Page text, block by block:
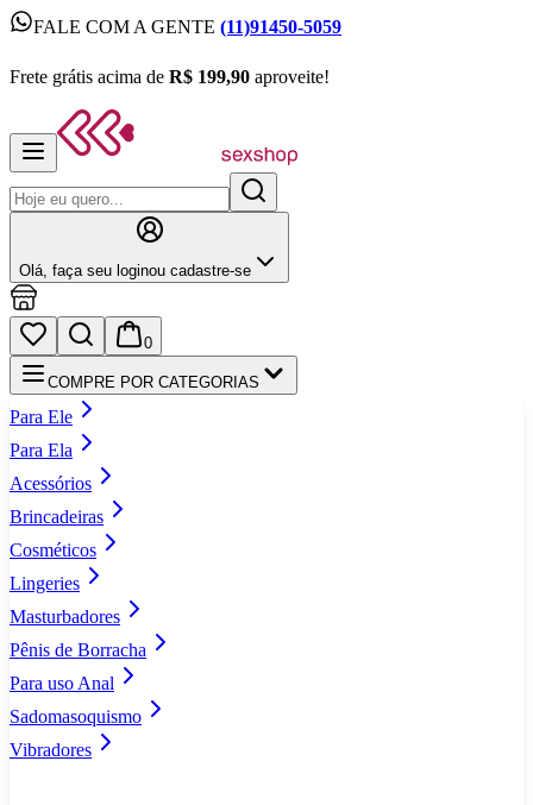
FALE COM A GENTE (11)91450-5059
Frete grátis acima de R$ 199,90 aproveite!
Olá, faça seu loginou cadastre‑se
0
COMPRE POR CATEGORIAS
Para Ele
Para Ela
Acessórios
Brincadeiras
Cosméticos
Lingeries
Masturbadores
Pênis de Borracha
Para uso Anal
Sadomasoquismo
Vibradores